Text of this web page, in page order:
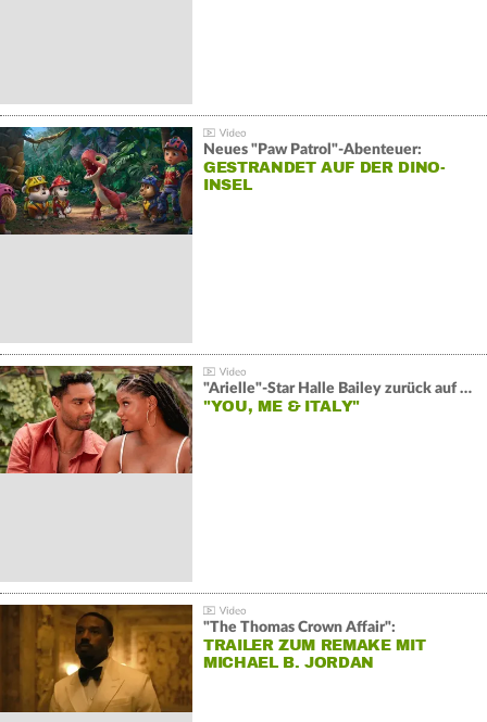
Neues "Paw Patrol"-Abenteuer:
GESTRANDET AUF DER DINO-
INSEL
"Arielle"-Star Halle Bailey zurück auf der Leinwand:
"YOU, ME & ITALY"
"The Thomas Crown Affair":
TRAILER ZUM REMAKE MIT
MICHAEL B. JORDAN